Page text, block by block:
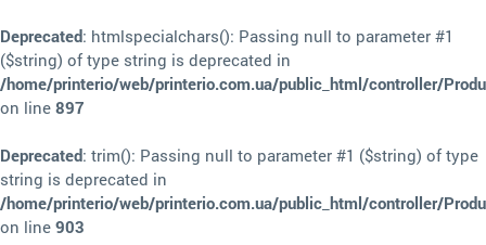
Deprecated: htmlspecialchars(): Passing null to parameter #1
($string) of type string is deprecated in
/home/printerio/web/printerio.com.ua/public_html/controller/
on line 897
Deprecated: trim(): Passing null to parameter #1 ($string) of type
string is deprecated in
/home/printerio/web/printerio.com.ua/public_html/controller/
on line 903